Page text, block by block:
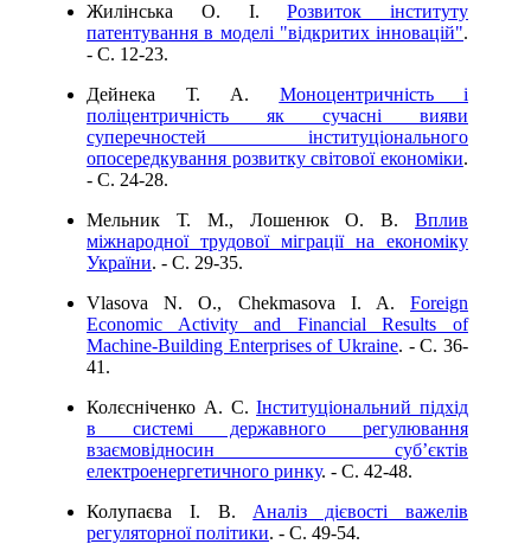
Жилінська О. І.Розвиток інституту
патентування в моделі "відкритих інновацій".
- C. 12-23.
Дейнека Т. А. Моноцентричність і
поліцентричність як сучасні вияви
суперечностей інституціонального
опосередкування розвитку світової економіки.
- C. 24-28.
Мельник Т. М., Лошенюк О. В. Вплив
міжнародної трудової міграції на економіку
України. - C. 29-35.
Vlasova N. O., Chekmasova I. A. Foreign
Economic Activity and Financial Results of
Machine-Building Enterprises of Ukraine. - C. 36-
41.
Колєсніченко А. С.Інституціональний підхід
в системі державного регулювання
взаємовідносин суб’єктів
електроенергетичного ринку. - C. 42-48.
Колупаєва І. В. Аналіз дієвості важелів
регуляторної політики. - C. 49-54.